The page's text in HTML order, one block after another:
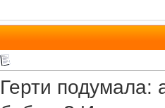
Герти подумала: